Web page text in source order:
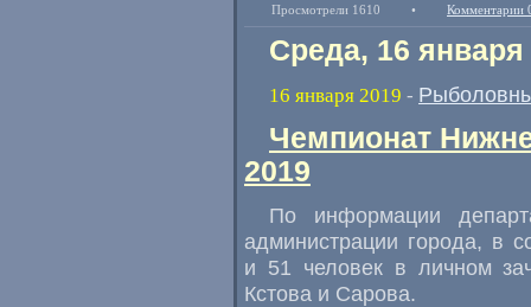
Просмотрели 1610 • Комментарии
Среда, 16 января
16 января 2019 -
Чемпионат
2019
По информации
администрации города, в
и 51 человек в личном
Кстова и Сарова.